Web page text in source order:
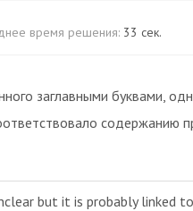
время решения: 33 сек.
заглавными буквами,
содержанию
but it is probably linked